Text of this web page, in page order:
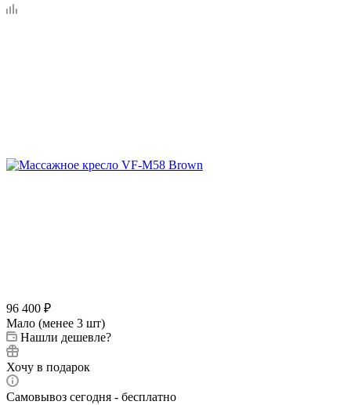
96 400 ₽
Мало (менее 3 шт)
Нашли дешевле?
Хочу в подарок
Самовывоз сегодня - бесплатно